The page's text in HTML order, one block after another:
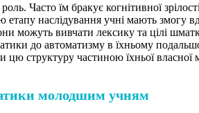
Часто їм бракує когнітивної
етапу наслідування учні мають
можуть вивчати лексику та цілі
до автоматизму в їхньому
структуру частиною їхньої
молодшим учням